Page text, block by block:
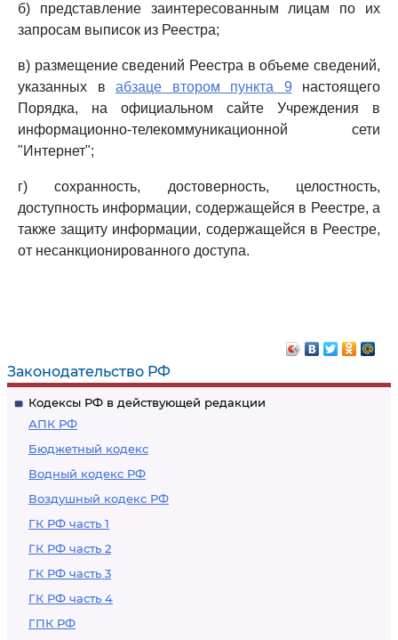
Законодательство РФ
Кодексы РФ в действующей редакции
АПК РФ
Бюджетный кодекс
Водный кодекс РФ
Воздушный кодекс РФ
ГК РФ часть 1
ГК РФ часть 2
ГК РФ часть 3
ГК РФ часть 4
ГПК РФ
б) представление заинтересованным лицам по их
запросам выписок из Реестра;
в) размещение сведений Реестра в объеме сведений,
указанных в абзаце втором пункта 9 настоящего
Порядка, на официальном сайте Учреждения в
информационно-телекоммуникационной сети
"Интернет";
г) сохранность, достоверность, целостность,
доступность информации, содержащейся в Реестре, а
также защиту информации, содержащейся в Реестре,
от несанкционированного доступа.